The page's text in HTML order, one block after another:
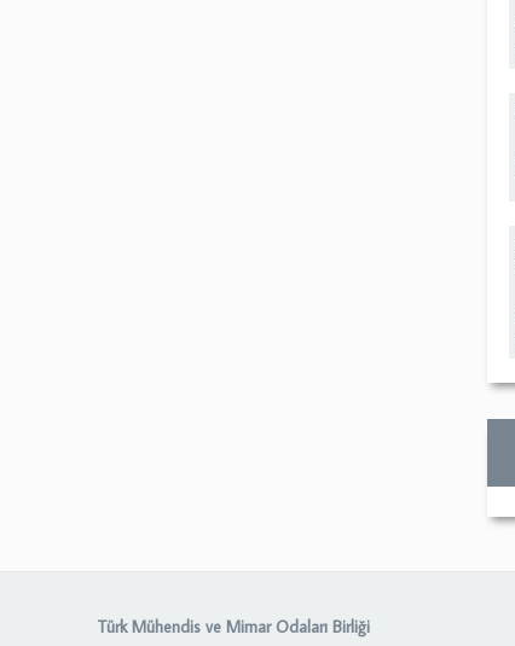
Türk Mühendis ve Mimar Odaları Birliği